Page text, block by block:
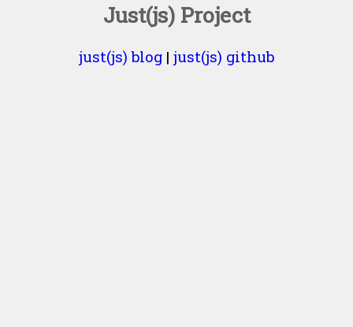
Just(js) Project
just(js) blog | just(js) github